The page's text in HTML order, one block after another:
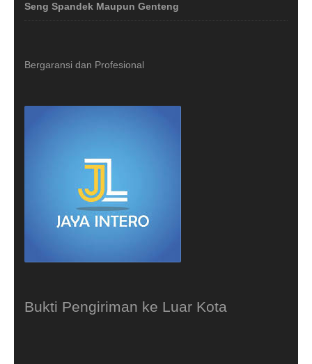
Seng Spandek Maupun Genteng
Bergaransi dan Profesional
Bukti Pengiriman ke Luar Kota